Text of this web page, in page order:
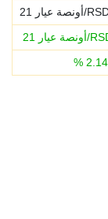
2.14
%